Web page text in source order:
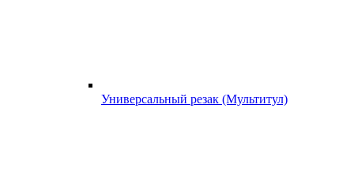
Универсальный резак (Мультитул)